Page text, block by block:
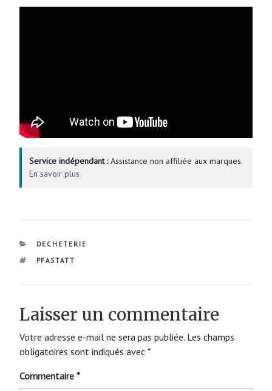
Service indépendant :Assistance non affiliée aux marques.
En savoir plus
CATÉGORIES
DECHETERIE
ÉTIQUETTES
PFASTATT
Laisser un commentaire
Votre adresse e-mail ne sera pas publiée. Les champs
obligatoires sont indiqués avec *
Commentaire *